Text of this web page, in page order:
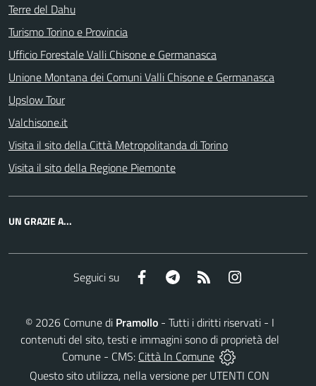
Terre del Dahu
Turismo Torino e Provincia
Ufficio Forestale Valli Chisone e Germanasca
Unione Montana dei Comuni Valli Chisone e Germanasca
Upslow Tour
Valchisone.it
Visita il sito della Città Metropolitanda di Torino
Visita il sito della Regione Piemonte
UN GRAZIE A...
Seguici su Facebook Telegram RSS
© 2026Comune di Pramollo- Tutti i diritti riservati - I
contenuti del sito, testi e immagini sono di proprietà del
Comune - CMS: Città In Comune
Questo sito utilizza, nella versione per UTENTI CON